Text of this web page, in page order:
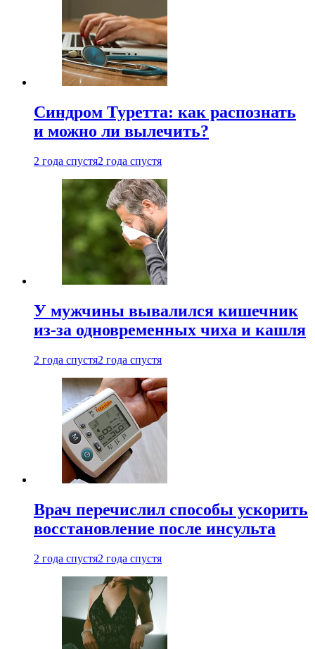
Синдром Туретта: как распознать
и можно ли вылечить?
2 года спустя2 года спустя
У мужчины вывалился кишечник
из-за одновременных чиха и кашля
2 года спустя2 года спустя
Врач перечислил способы ускорить
восстановление после инсульта
2 года спустя2 года спустя